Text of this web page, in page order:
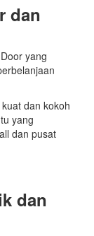
dan
yang
dan kokoh
yang
dan pusat
dan